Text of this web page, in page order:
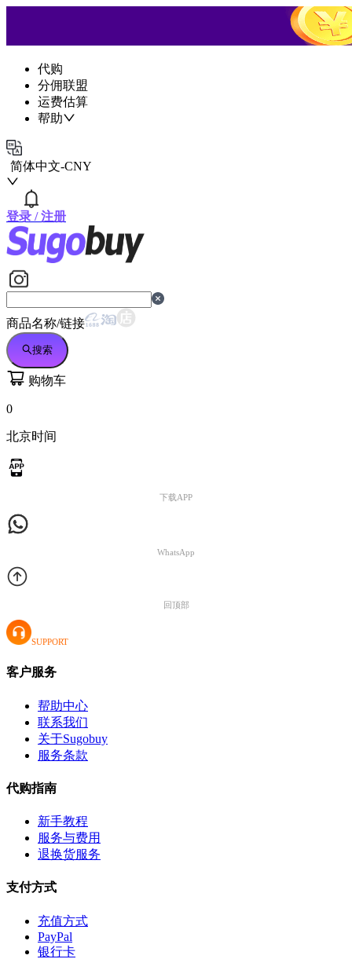
代购
分佣联盟
运费估算
帮助
简体中文-CNY
登录 /注册
商品名称/链接
搜索
购物车
0
北京时间
下载APP
WhatsApp
回顶部
SUPPORT
客户服务
帮助中心
联系我们
关于Sugobuy
服务条款
代购指南
新手教程
服务与费用
退换货服务
支付方式
充值方式
PayPal
银行卡